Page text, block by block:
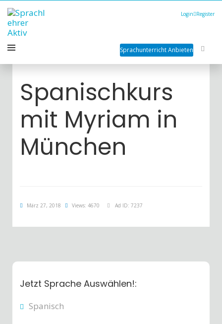
Login Register
Sprachunterricht Anbieten
Spanischkurs
mit Myriam in
München
März 27, 2018 Views: 4670 Ad ID: 7237
Jetzt Sprache Auswählen!:
Spanisch